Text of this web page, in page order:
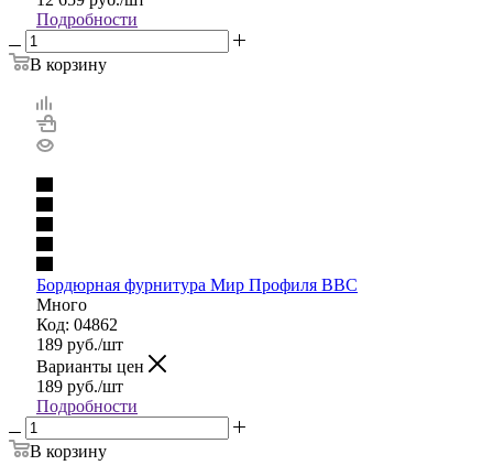
Подробности
В корзину
Бордюрная фурнитура Мир Профиля BBC
Много
Код: 04862
189 руб./шт
Варианты цен
189 руб./шт
Подробности
В корзину